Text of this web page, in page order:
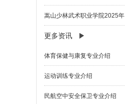
嵩山少林武术职业学院2025年
更多资讯
​体育保健与康复专业介绍
​运动训练专业介绍
​民航空中安全保卫专业介绍